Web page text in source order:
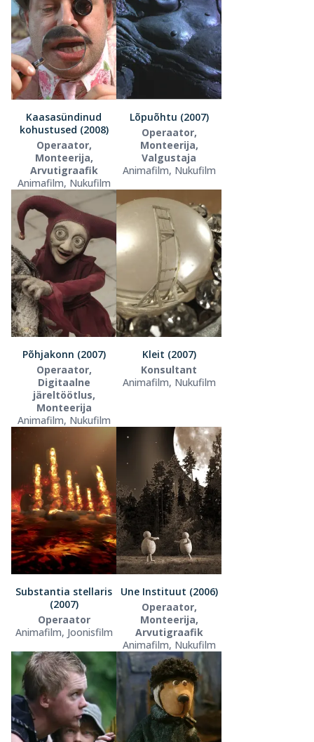
Kaasasündinud
kohustused (2008)
Operaator,
Monteerija,
Arvutigraafik
Animafilm, Nukufilm
Lõpuõhtu (2007)
Operaator,
Monteerija,
Valgustaja
Animafilm, Nukufilm
Põhjakonn (2007)
Operaator,
Digitaalne
järeltöötlus,
Monteerija
Animafilm, Nukufilm
Kleit (2007)
Konsultant
Animafilm, Nukufilm
Substantia stellaris
(2007)
Operaator
Animafilm, Joonisfilm
Une Instituut (2006)
Operaator,
Monteerija,
Arvutigraafik
Animafilm, Nukufilm